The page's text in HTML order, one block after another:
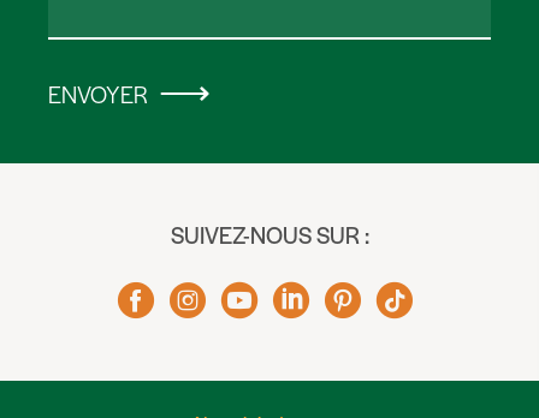
ENVOYER
SUIVEZ-NOUS SUR :